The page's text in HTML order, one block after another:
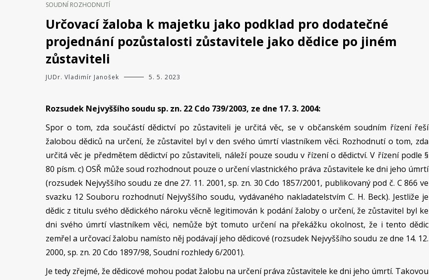
SOUDNÍ ROZHODNUTÍ
Určovací žaloba k majetku jako podklad pro dodatečné
projednání pozůstalosti zůstavitele jako dědice po jiném
zůstaviteli
JUDr. Vladimír Janošek 5. 5. 2023
Rozsudek Nejvyššího soudu sp. zn. 22 Cdo 739/2003, ze dne 17. 3. 2004:
Spor o tom, zda součástí dědictví po zůstaviteli je určitá věc, se v občanském soudním řízení řeší
žalobou dědiců na určení, že zůstavitel byl v den svého úmrtí vlastníkem věci. Rozhodnutí o tom, zda
určitá věc je předmětem dědictví po zůstaviteli, náleží pouze soudu v řízení o dědictví. V řízení podle §
80 písm. c) OSŘ může soud rozhodnout pouze o určení vlastnického práva zůstavitele ke dni jeho úmrtí
(rozsudek Nejvyššího soudu ze dne 27. 11. 2001, sp. zn. 30 Cdo 1857/2001, publikovaný pod č. C 866 ve
svazku 12 Souboru rozhodnutí Nejvyššího soudu, vydávaného nakladatelstvím C. H. Beck). Jestliže je
dědic z titulu svého dědického nároku věcně legitimován k podání žaloby o určení, že zůstavitel byl ke
dni svého úmrtí vlastníkem věci, nemůže být tomuto určení na překážku okolnost, že i tento dědic
zemřel a určovací žalobu namísto něj podávají jeho dědicové (rozsudek Nejvyššího soudu ze dne 14. 12.
2000, sp. zn. 20 Cdo 1897/98, Soudní rozhledy 6/2001).
Je tedy zřejmé, že dědicové mohou podat žalobu na určení práva zůstavitele ke dni jeho úmrtí. Takovou